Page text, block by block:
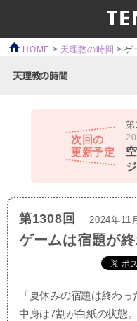
HOME > 天理教の時間 >ゲ
次回の
更新予定
第
ジ
第1308回 2024年11
ゲームは宿題が終
「夏休みの宿題は終わ
中身は7割が白紙の状態